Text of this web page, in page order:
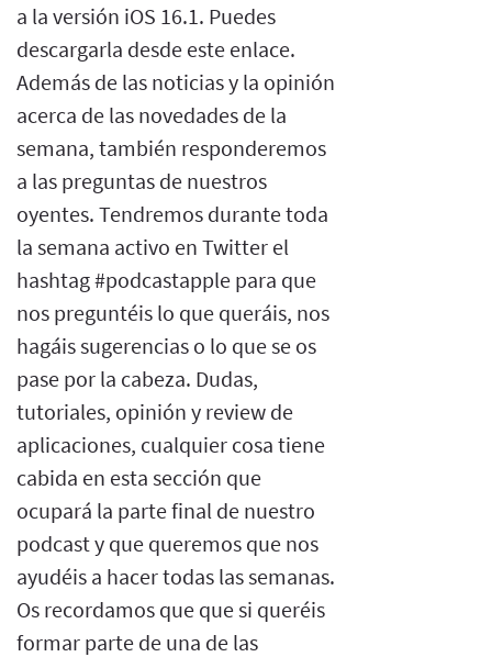
a la versión iOS 16.1. Puedes
descargarla desde este enlace.
Además de las noticias y la opinión
acerca de las novedades de la
semana, también responderemos
a las preguntas de nuestros
oyentes. Tendremos durante toda
la semana activo en Twitter el
hashtag #podcastapple para que
nos preguntéis lo que queráis, nos
hagáis sugerencias o lo que se os
pase por la cabeza. Dudas,
tutoriales, opinión y review de
aplicaciones, cualquier cosa tiene
cabida en esta sección que
ocupará la parte final de nuestro
podcast y que queremos que nos
ayudéis a hacer todas las semanas.
Os recordamos que que si queréis
formar parte de una de las